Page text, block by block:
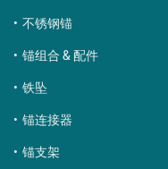
不锈钢锚
锚组合 & 配件
铁坠
锚连接器
锚支架